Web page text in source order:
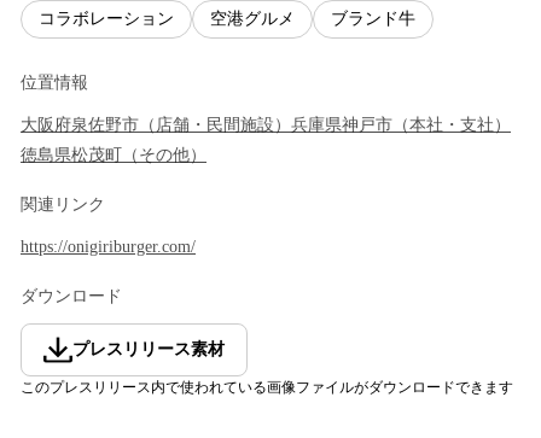
コラボレーション 空港グルメ ブランド牛
位置情報
大阪府泉佐野市 （ 店舗・民間施設 ） 兵庫県神戸市 （本社・支社 ）
徳島県松茂町 （ その他）
関連リンク
https://onigiriburger.com/
ダウンロード
プレスリリース素材
このプレスリリース内で使われている画像ファイルがダウンロードできます